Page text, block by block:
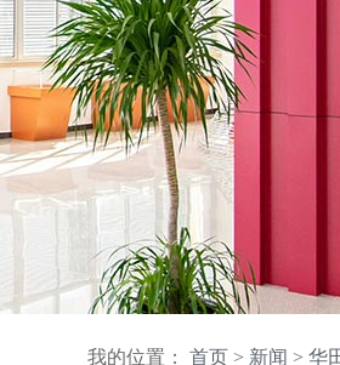
我的位置： 首页 > 新闻 > 华